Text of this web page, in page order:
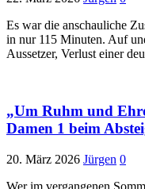
Es war die anschauliche
in nur 115 Minuten. Auf
Aussetzer, Verlust einer
„Um Ruhm und
Damen 1 beim
20. März 2026 Jürgen 0